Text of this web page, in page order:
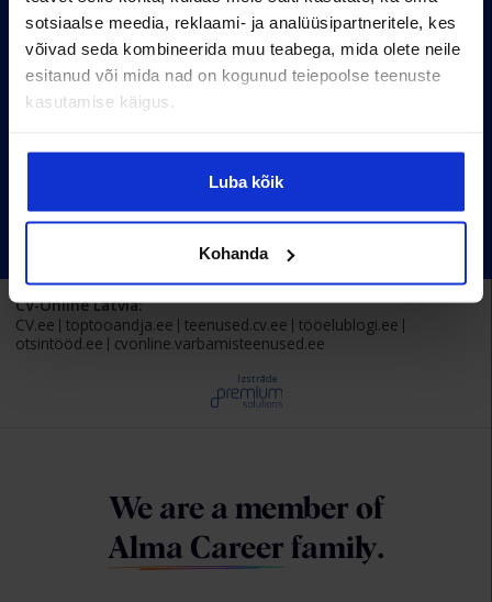
sotsiaalse meedia, reklaami- ja analüüsipartneritele, kes
võivad seda kombineerida muu teabega, mida olete neile
esitanud või mida nad on kogunud teiepoolse teenuste
kasutamise käigus.
Luba kõik
Kohanda
Pärnu mnt 158/1, 11317, Tallinn
+372 6990 555
turundus@cv.ee
CV-Online Latvia:
CV.ee
toptooandja.ee teenused.cv.ee
tööelublogi.ee
otsintööd.ee
cvonline.varbamisteenused.ee
Izstrāde
We are a member of
Alma Career family.